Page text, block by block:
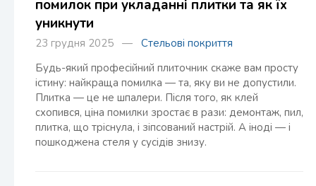
помилок при укладанні плитки та як їх
уникнути
23 грудня 2025 — Стельові покриття
Будь-який професійний плиточник скаже вам просту
істину: найкраща помилка — та, яку ви не допустили.
Плитка — це не шпалери. Після того, як клей
схопився, ціна помилки зростає в рази: демонтаж, пил,
плитка, що тріснула, і зіпсований настрій. А іноді — і
пошкоджена стеля у сусідів знизу.